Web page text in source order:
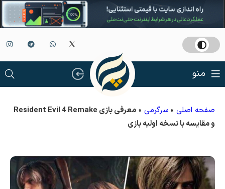
منو
صفحه اصلی » سرگرمی »
معرفی بازی Resident Evil 4 Remake
و مقایسه با نسخه اولیه بازی